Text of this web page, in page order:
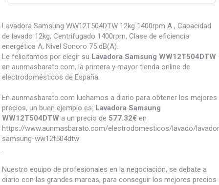
Lavadora Samsung WW12T504DTW 12kg 1400rpm A , Capacidad
de lavado 12kg, Centrifugado 1400rpm, Clase de eficiencia
energética A, Nivel Sonoro 75 dB(A).
Le felicitamos por elegir su Lavadora Samsung WW12T504DTW
en aunmasbarato.com, la primera y mayor tienda online de
electrodomésticos de España.
En aunmasbarato.com luchamos a diario para obtener los mejores
precios, un buen ejemplo es: Lavadora Samsung
WW12T504DTW a un precio de 577.32€ en
https://www.aunmasbarato.com/electrodomesticos/lavado/
samsung-ww12t504dtw
.
Nuestro equipo de profesionales en la negociación, se debate a
diario con las grandes marcas, para conseguir los mejores precios